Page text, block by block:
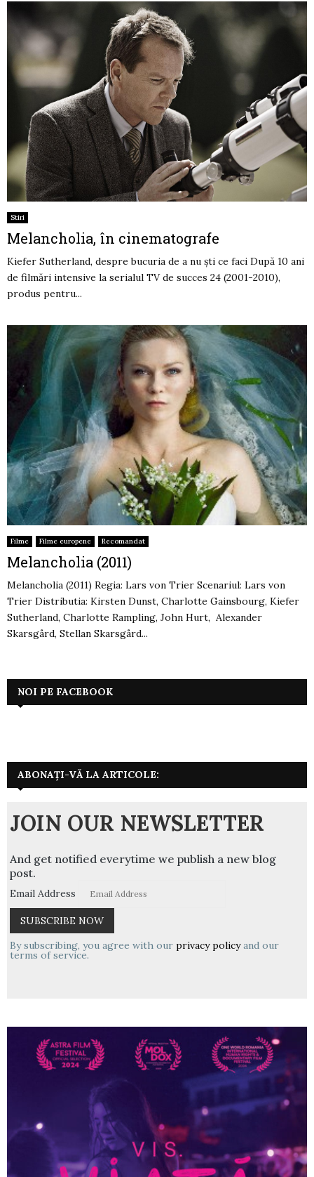
Stiri
Melancholia, în cinematografe
Kiefer Sutherland, despre bucuria de a nu şti ce faci După 10 ani
de filmări intensive la serialul TV de succes 24 (2001-2010),
produs pentru...
Filme Filme europene Recomandat
Melancholia (2011)
Melancholia (2011) Regia: Lars von Trier Scenariul: Lars von
Trier Distributia: Kirsten Dunst, Charlotte Gainsbourg, Kiefer
Sutherland, Charlotte Rampling, John Hurt, Alexander
Skarsgård, Stellan Skarsgård...
NOI PE FACEBOOK
ABONAȚI-VĂ LA ARTICOLE:
JOIN OUR NEWSLETTER
And get notified everytime we publish a new blog
post.
Email Address
By subscribing, you agree with our privacy policyand our
terms of service.